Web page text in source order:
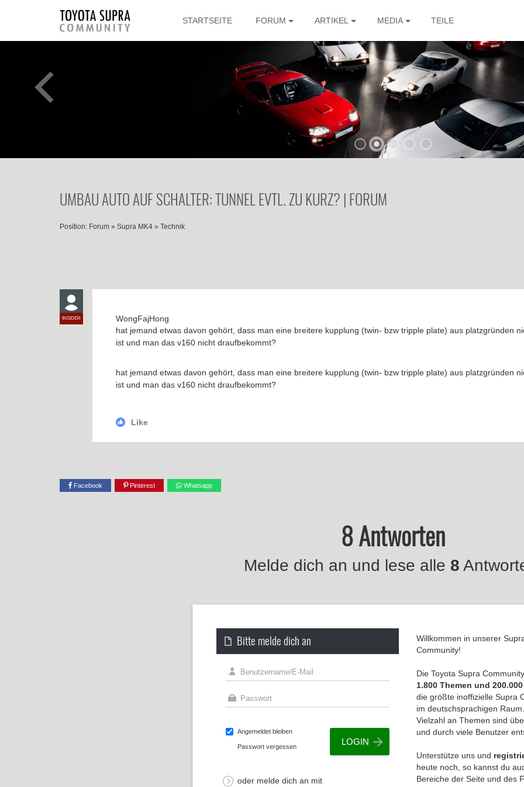
STARTSEITE FORUM ARTIKEL MEDIA TEILE
UMBAU AUTO AUF SCHALTER: TUNNEL EVTL. ZU KURZ? | FORUM
Position: Forum » Supra MK4 » Technik
INSIDER WongFajHong
hat jemand etwas davon gehört, dass man eine breitere kupplung (twin- bzw tripple plate) aus platzgründen
ist und man das v160 nicht draufbekommt?
hat jemand etwas davon gehört, dass man eine breitere kupplung (twin- bzw tripple plate) aus platzgründen
ist und man das v160 nicht draufbekommt?
Like
Facebook Pinterest Whatsapp
8 Antworten
Melde dich an und lese alle 8
Bitte melde dich an
Angemeldet bleiben
Passwort vergessen
oder melde dich an mit
Willkommen in unserer
Community!
Die Toyota Supra
1.800 Themen und
die größte inoffizielle Supra
im deutschsprachigen
Vielzahl an Themen sind
und durch viele Benutzer
Unterstütze uns und
heute noch, so kannst du
Bereiche der Seite und des